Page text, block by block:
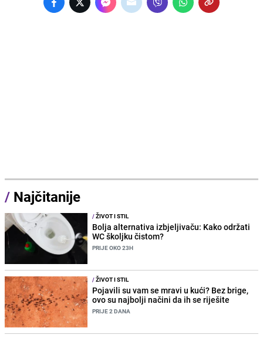
/ Najčitanije
/ŽIVOT I STIL
Bolja alternativa izbjeljivaču: Kako održati
WC školjku čistom?
PRIJE OKO 23H
/ŽIVOT I STIL
Pojavili su vam se mravi u kući? Bez brige,
ovo su najbolji načini da ih se riješite
PRIJE 2 DANA